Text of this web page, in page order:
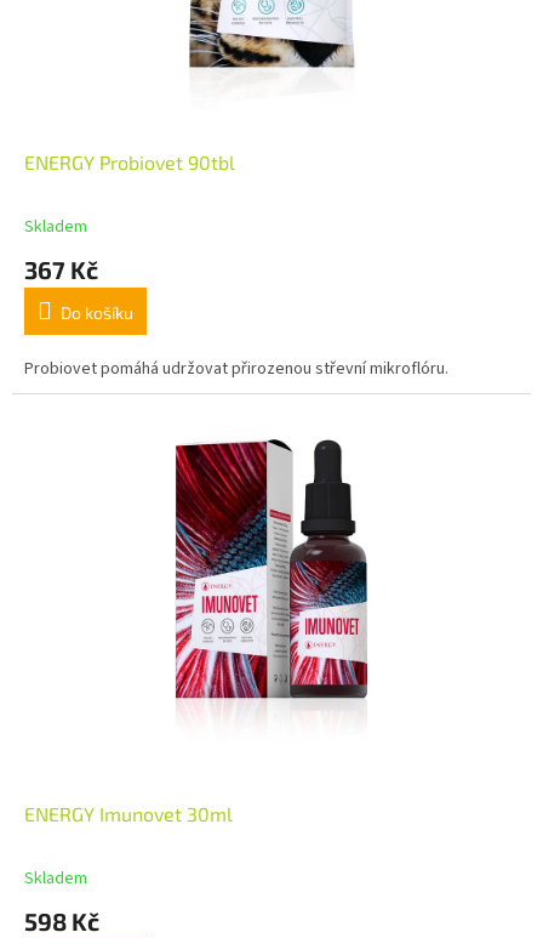
ENERGY Probiovet 90tbl
Skladem
367 Kč
Do košíku
Probiovet pomáhá udržovat přirozenou střevní mikroflóru.
ENERGY Imunovet 30ml
Skladem
598 Kč